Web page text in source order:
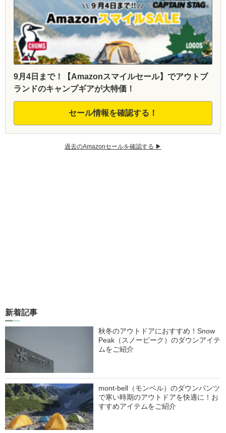
9月4日まで！【Amazonスマイルセール】でアウトブ
ランドのキャンプギアが大特価！
セール情報を確認する！
過去のAmazonセールを確認する ▶︎
新着記事
秋冬のアウトドアにおすすめ！Snow
Peak（スノーピーク）のダウンアイテ
ムをご紹介
mont-bell（モンベル）のダウンパンツ
で寒い時期のアウトドアを快適に！お
すすめアイテムをご紹介